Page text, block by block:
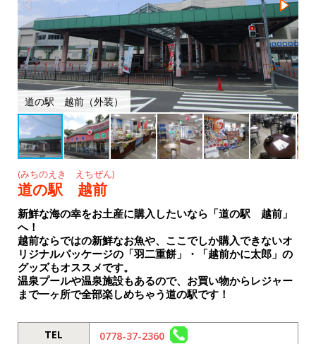
o
k
道の駅 越前（外装）
(みちのえき えちぜん)
道の駅 越前
新鮮な海の幸をお土産に購入したいなら「道の駅 越前」
へ！
越前ならではの新鮮なお魚や、ここでしか購入できないオ
リジナルパッケージの「羽二重餅」・「越前かに太郎」の
グッズもオススメです。
温泉プールや温泉施設もあるので、お買い物からレジャー
まで一ヶ所で全部楽しめちゃう道の駅です！
TEL 0778-37-2360